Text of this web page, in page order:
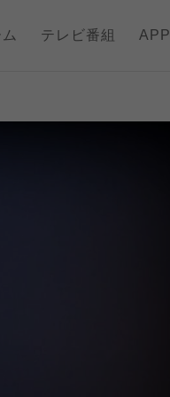
テレビ番組 APP